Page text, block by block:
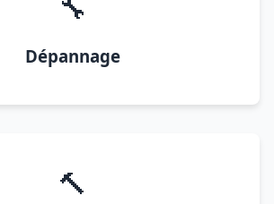
Dépannage
🔨